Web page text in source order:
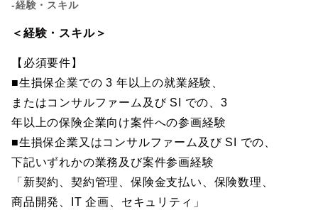
-経験・スキル
＜経験・スキル＞
【必須要件】
■生損保企業での 3 年以上の就業経験、
またはコンサルファーム及び SI での、3
年以上の保険企業向け案件への参画経験
■生損保企業又はコンサルファーム及び SI での、
下記いずれかの業務及び案件参画経験
「新契約、契約管理、保険金支払い、保険数理、
商品開発、IT 企画、セキュリティ」